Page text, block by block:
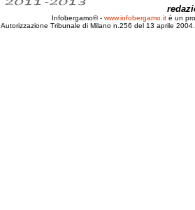
Infobergamo® - www.infobergamo.it è un
Autorizzazione Tribunale di Milano n.256 del 13 aprile